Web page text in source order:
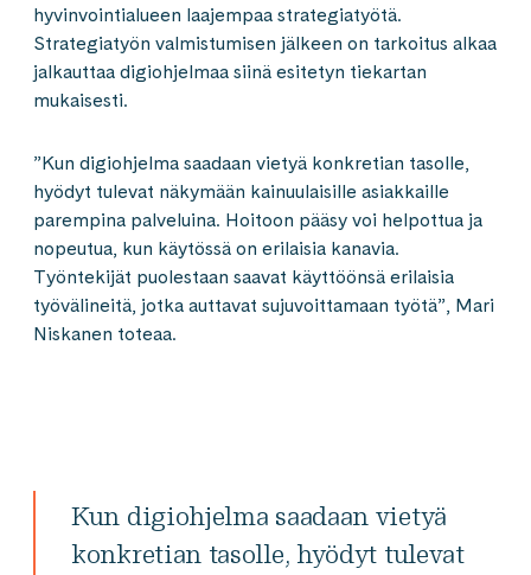
hyvinvointialueen laajempaa strategiatyötä.
Strategiatyön valmistumisen jälkeen on tarkoitus alkaa
jalkauttaa digiohjelmaa siinä esitetyn tiekartan
mukaisesti.
”Kun digiohjelma saadaan vietyä konkretian tasolle,
hyödyt tulevat näkymään kainuulaisille asiakkaille
parempina palveluina. Hoitoon pääsy voi helpottua ja
nopeutua, kun käytössä on erilaisia kanavia.
Työntekijät puolestaan saavat käyttöönsä erilaisia
työvälineitä, jotka auttavat sujuvoittamaan työtä”, Mari
Niskanen toteaa.
Kun digiohjelma saadaan vietyä
konkretian tasolle, hyödyt tulevat